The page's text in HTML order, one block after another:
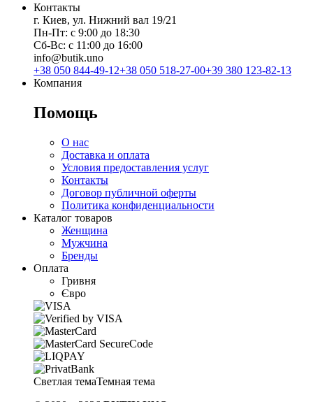
Контакты
г. Киев, ул. Нижний вал 19/21
Пн-Пт: с 9:00 до 18:30
Сб-Вс: с 11:00 до 16:00
info@butik.uno
+38 050 844-49-12+38 050 518-27-00+39 380 123-82-13
Компания
Помощь
О нас
Доставка и оплата
Условия предоставления услуг
Контакты
Договор публичной оферты
Политика конфиденциальности
Каталог товаров
Женщина
Мужчина
Бренды
Оплата
Гривня
Євро
Светлая темаТемная тема